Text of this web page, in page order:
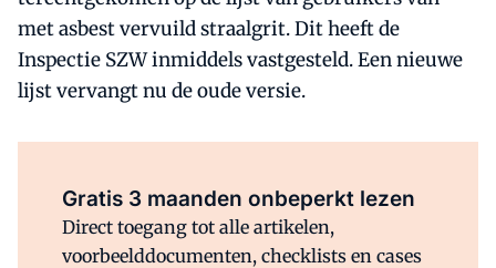
met asbest vervuild straalgrit. Dit heeft de
Inspectie SZW inmiddels vastgesteld. Een nieuwe
lijst vervangt nu de oude versie.
Gratis 3 maanden onbeperkt lezen
Direct toegang tot alle artikelen,
voorbeelddocumenten, checklists en cases